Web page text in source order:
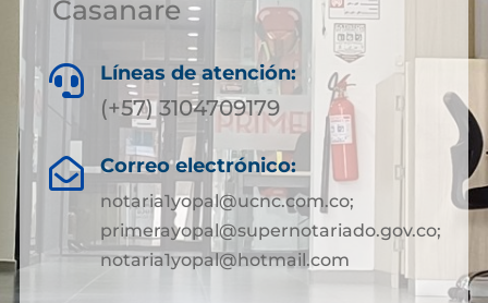
Casanare
 Líneas de atención:
(+57) 3104709179
 Correo electrónico:
notaria1yopal@ucnc.com.co;
primerayopal@supernotariado.gov.co;
notaria1yopal@hotmail.com